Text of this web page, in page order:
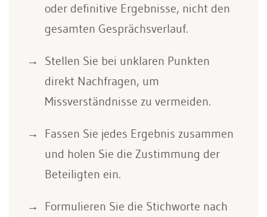
oder definitive Ergebnisse, nicht den
gesamten Gesprächsverlauf.
Stellen Sie bei unklaren Punkten
direkt Nachfragen, um
Missverständnisse zu vermeiden.
Fassen Sie jedes Ergebnis zusammen
und holen Sie die Zustimmung der
Beteiligten ein.
Formulieren Sie die Stichworte nach